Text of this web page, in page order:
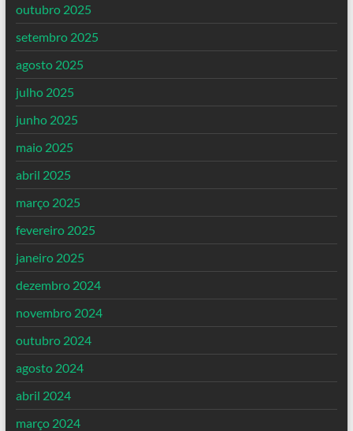
outubro 2025
setembro 2025
agosto 2025
julho 2025
junho 2025
maio 2025
abril 2025
março 2025
fevereiro 2025
janeiro 2025
dezembro 2024
novembro 2024
outubro 2024
agosto 2024
abril 2024
março 2024